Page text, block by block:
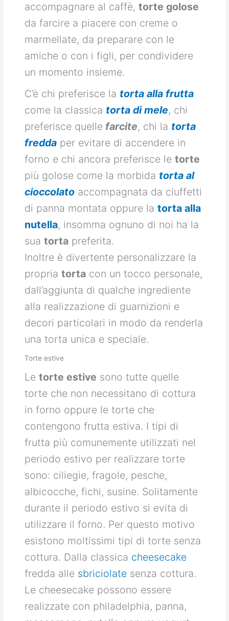
accompagnare al caffè,torte golose
da farcire a piacere con creme o
marmellate, da preparare con le
amiche o con i figli, per condividere
un momento insieme.
C’è chi preferisce la torta alla frutta
come la classica torta di mele, chi
preferisce quelle farcite, chi la torta
fredda per evitare di accendere in
forno e chi ancora preferisce letorte
più golose come la morbida torta al
cioccolato accompagnata da ciuffetti
di panna montata oppure latorta alla
nutella, insomma ognuno di noi ha la
suatorta preferita.
Inoltre è divertente personalizzare la
propriatorta con un tocco personale,
dall’aggiunta di qualche ingrediente
alla realizzazione di guarnizioni e
decori particolari in modo da renderla
una torta unica e speciale.
Torte estive
Letorte estive sono tutte quelle
torte che non necessitano di cottura
in forno oppure le torte che
contengono frutta estiva. I tipi di
frutta più comunemente utilizzati nel
periodo estivo per realizzare torte
sono: ciliegie, fragole, pesche,
albicocche, fichi, susine. Solitamente
durante il periodo estivo si evita di
utilizzare il forno. Per questo motivo
esistono moltissimi tipi di torte senza
cottura. Dalla classica cheesecake
fredda alle sbriciolate senza cottura.
Le cheesecake possono essere
realizzate con philadelphia, panna,